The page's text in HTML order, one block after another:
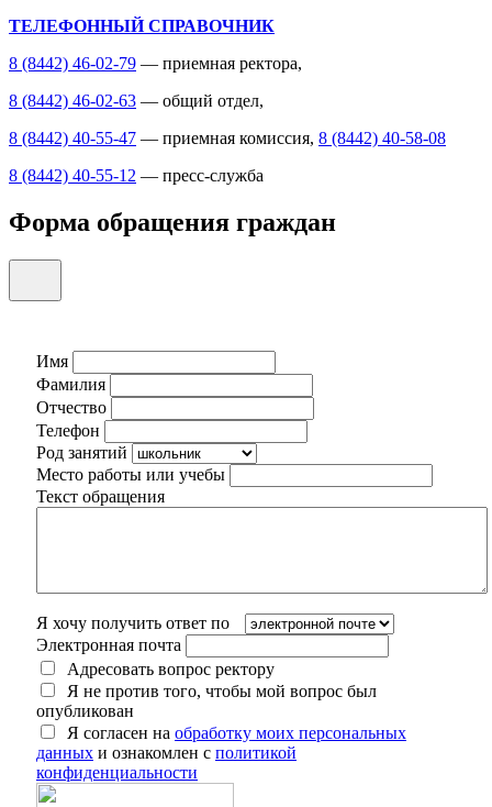
ТЕЛЕФОННЫЙ СПРАВОЧНИК
8 (8442) 46-02-79 — приемная ректора,
8 (8442) 46-02-63 — общий отдел,
8 (8442) 40-55-47 — приемная комиссия, 8 (8442) 40-58-08
8 (8442) 40-55-12 — пресс-служба
Форма обращения граждан
Имя
Фамилия
Отчество
Телефон
Род занятий
Место работы или учебы
Текст обращения
Я хочу получить ответ по
Электронная почта
Адресовать вопрос ректору
Я не против того, чтобы мой вопрос был
опубликован
Я согласен на обработку моих персональных
данных и ознакомлен с политикой
конфиденциальности